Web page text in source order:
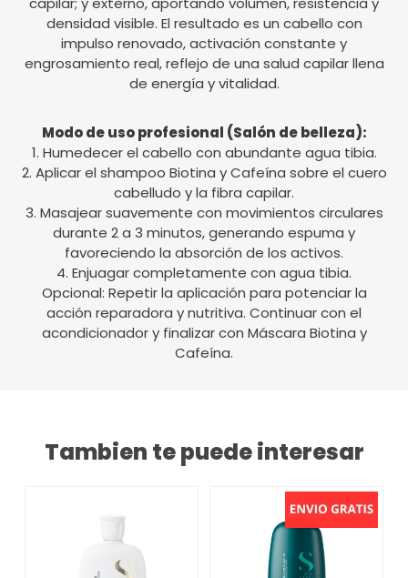
densidad visible. El resultado es un cabello con
impulso renovado, activación constante y
engrosamiento real, reflejo de una salud capilar llena
de energía y vitalidad.
Modo de uso profesional (Salón de belleza):
1. Humedecer el cabello con abundante agua tibia.
2. Aplicar el shampoo Biotina y Cafeína sobre el cuero
cabelludo y la fibra capilar.
3. Masajear suavemente con movimientos circulares
durante 2 a 3 minutos, generando espuma y
favoreciendo la absorción de los activos.
4. Enjuagar completamente con agua tibia.
Opcional: Repetir la aplicación para potenciar la
acción reparadora y nutritiva. Continuar con el
acondicionador y finalizar con Máscara Biotina y
Cafeína.
Tambien te puede interesar